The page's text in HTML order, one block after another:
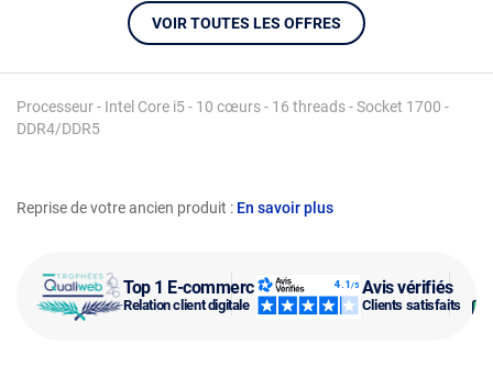
Top 1 E-commerce
Relation client digitale
Avis vérifiés
Clients satisfaits
Reprise de votre ancien produit : En savoir plus
Processeur - Intel Core i5 - 10 cœurs - 16 threads - Socket 1700 -
DDR4/DDR5
VOIR TOUTES LES OFFRES